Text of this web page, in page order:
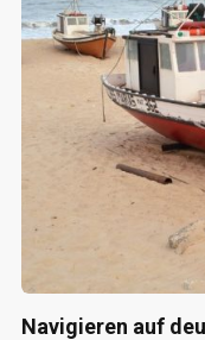
Navigieren auf